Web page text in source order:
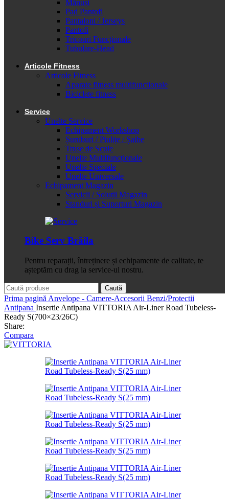
Mănuși
Pad Pantofi
Pantaloni / Jerseys
Pantofi
Tricouri Funcționale
Tubulare-Head
Articole Fitness
Articole Fitness
Aparate fitness multifunctionale
Biciclete fitness
Service
Unelte Service
Echipament Workshop
Șuruburi / Piulițe / Șaibe
Truse de Scule
Unelte Multifuncționale
Unelte Speciale
Unelte Universale
Echipament Magazin
Servicii / Soluții Magazin
Standuri și Suporturi Magazin
Bike Serv Brăila
Pentru reparații, întreținere și echipamente de calitate, te
așteptăm cu drag la service-ul nostru.
Caută
Prima pagină Anvelope - Camere-Accesorii Benzi/Protectii
Antipana Insertie Antipana VITTORIA Air-Liner Road Tubeless-
Ready S(700×23/26C)
Share:
Compara